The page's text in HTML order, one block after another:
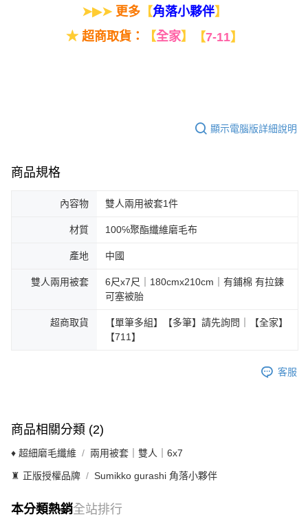
➤▶➤ 更多【角落小夥伴】
★ 超商取貨： 【全家】 【7-11】
顯示電腦版詳細說明
商品規格
內容物 雙人兩用被套1件
材質 100℅聚酯纖維磨毛布
產地 中國
雙人兩用被套
6尺x7尺｜180cmx210cm｜有鋪棉 有拉鍊
可塞被胎
超商取貨
【單筆多組】【多筆】請先詢問｜【全家】
【711】
客服
商品相關分類 (2)
♦ 超細磨毛纖維 兩用被套｜雙人｜6x7
♜ 正版授權品牌 Sumikko gurashi 角落小夥伴
本分類熱銷全站排行